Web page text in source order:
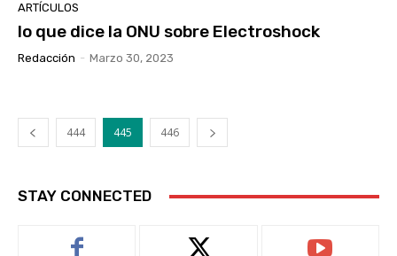
ARTÍCULOS
lo que dice la ONU sobre Electroshock
Redacción - Marzo 30, 2023
444 445 446
STAY CONNECTED